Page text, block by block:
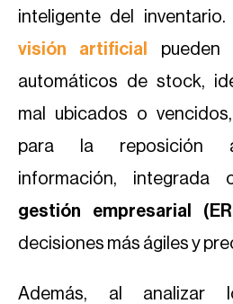
inteligente del inventario.
visión artificial
pueden
automáticos de stock,
mal ubicados o
para la reposición
información,
gestión empresarial
decisiones más ágiles y
Además, al analizar